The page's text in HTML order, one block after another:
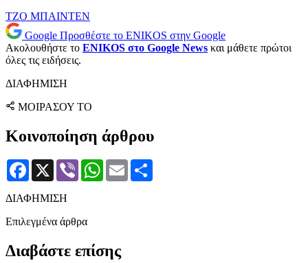
ΤΖΟ ΜΠΑΙΝΤΕΝ
Google Προσθέστε το ENIKOS στην Google
Ακολουθήστε το ENIKOS στο Google News και μάθετε πρώτοι
όλες τις ειδήσεις.
ΔΙΑΦΗΜΙΣΗ
ΜΟΙΡΑΣΟΥ ΤΟ
Κοινοποίηση άρθρου
Facebook
X Viber WhatsApp
Email
ΔΙΑΦΗΜΙΣΗ
Επιλεγμένα άρθρα
Διαβάστε επίσης